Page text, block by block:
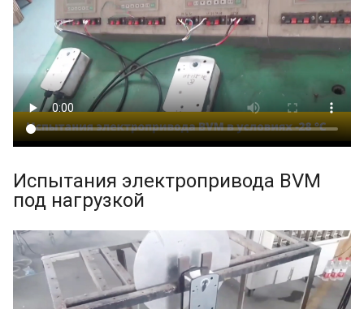
Испытания электропривода BVM
под нагрузкой